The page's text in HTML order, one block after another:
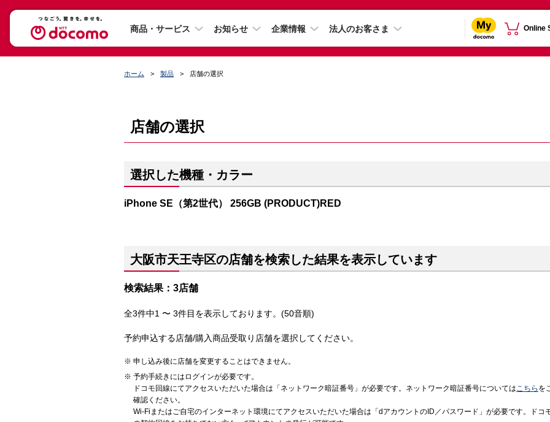
商品・サービス お知らせ 企業情報 法人のお客さま Online
ホーム 製品 店舗の選択
店舗の選択
選択した機種・カラー
iPhone SE（第2世代） 256GB (PRODUCT)RED
大阪市天王寺区の店舗を検索した結果を表示しています
検索結果：3店舗
全3件中1 〜 3件目を表示しております。(50音順)
予約申込する店舗/購入商品受取り店舗を選択してください。
申し込み後に店舗を変更することはできません。
予約手続きにはログインが必要です。
ドコモ回線にてアクセスいただいた場合は「ネットワーク暗証番号」が必要です。ネットワーク暗証番号についてはこちら を
確認ください。
Wi-Fiまたはご自宅のインターネット環境にてアクセスいただいた場合は「dアカウントのID／パスワード」が必要です。ドコ